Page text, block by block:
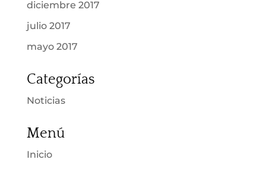
diciembre 2017
julio 2017
mayo 2017
Categorías
Noticias
Menú
Inicio